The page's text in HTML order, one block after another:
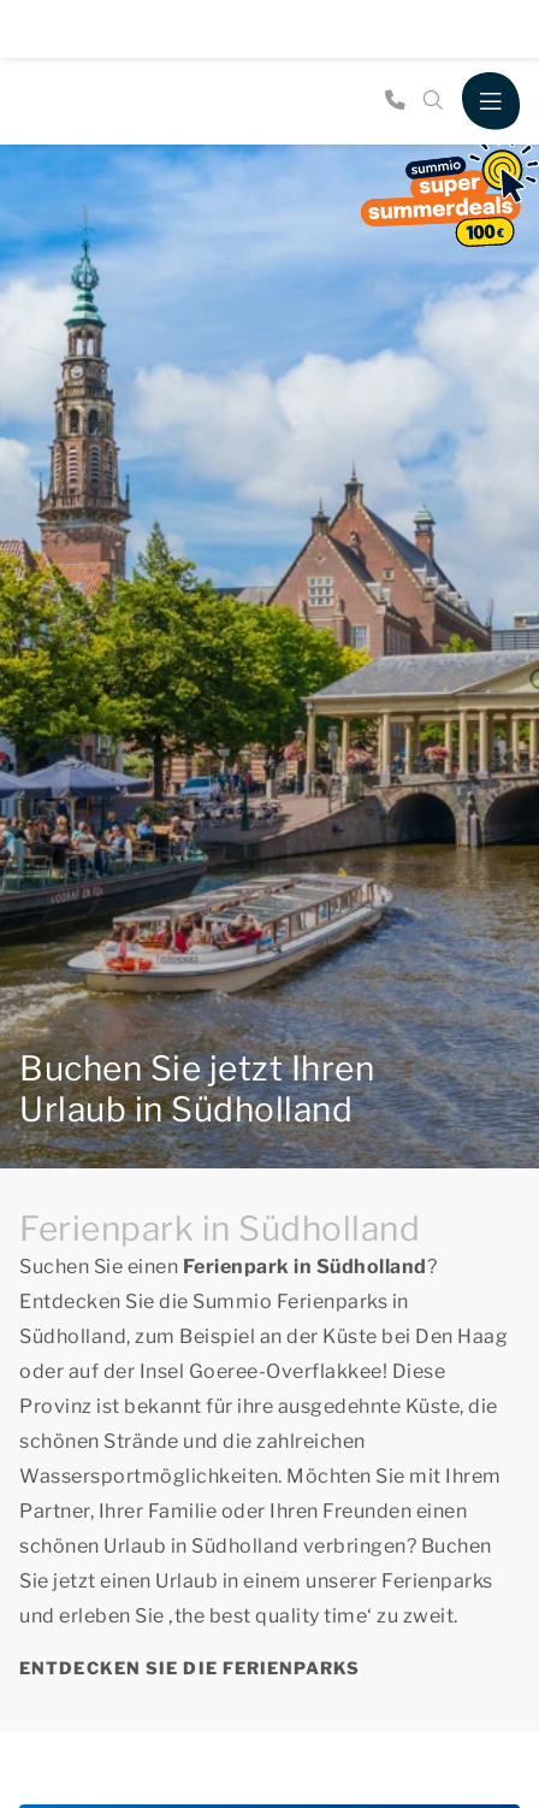
Buchen Sie jetzt Ihren
Urlaub in Südholland
Ferienpark in Südholland
Suchen Sie einen Ferienpark in Südholland?
Entdecken Sie die Summio Ferienparks in
Südholland, zum Beispiel an der Küste bei Den Haag
oder auf der Insel Goeree-Overflakkee! Diese
Provinz ist bekannt für ihre ausgedehnte Küste, die
schönen Strände und die zahlreichen
Wassersportmöglichkeiten. Möchten Sie mit Ihrem
Partner, Ihrer Familie oder Ihren Freunden einen
schönen Urlaub in Südholland verbringen? Buchen
Sie jetzt einen Urlaub in einem unserer Ferienparks
und erleben Sie ‚the best quality time‘ zu zweit.
ENTDECKEN SIE DIE FERIENPARKS